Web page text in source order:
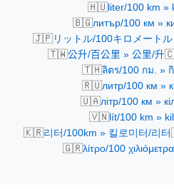
🇭🇺liter/100 km »
🇧🇬литър/100 км »
🇯🇵リットル/100キロメート
🇹🇼公升/百公里 » 公里/升
🇹🇭ลิตร/100 กม. »
🇷🇺литр/100 км »
🇺🇦літр/100 км »
🇻🇳lít/100 km »
🇰🇷리터/100km » 킬로미터/리터
🇬🇷λίτρο/100